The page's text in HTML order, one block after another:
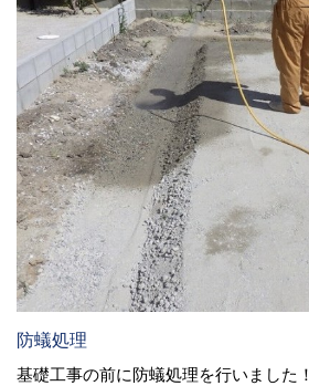
防蟻処理
基礎工事の前に防蟻処理を行いました！